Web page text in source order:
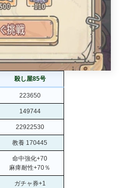
殺し屋85号
223650
149744
22922530
教養 170445
命中強化+70
麻痺耐性+70％
ガチャ券+1